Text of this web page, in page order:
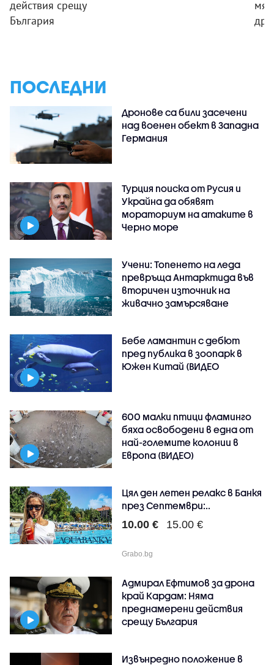
действия срещу
България
ПОСЛЕДНИ
Дронове са били засечени
над военен обект в Западна
Германия
Турция поиска от Русия и
Украйна да обявят
мораториум на атаките в
Черно море
Учени: Топенето на леда
превръща Антарктида във
вторичен източник на
живачно замърсяване
Бебе ламантин с дебют
пред публика в зоопарк в
Южен Китай (ВИДЕО
600 малки птици фламинго
бяха освободени в една от
най-големите колонии в
Европа (ВИДЕО)
Цял ден летен релакс в Банкя
през Септември:..
10.00 € 15.00 €
Grabo.bg
Адмирал Ефтимов за дрона
край Кардам: Няма
преднамерени действия
срещу България
Извънредно положение в